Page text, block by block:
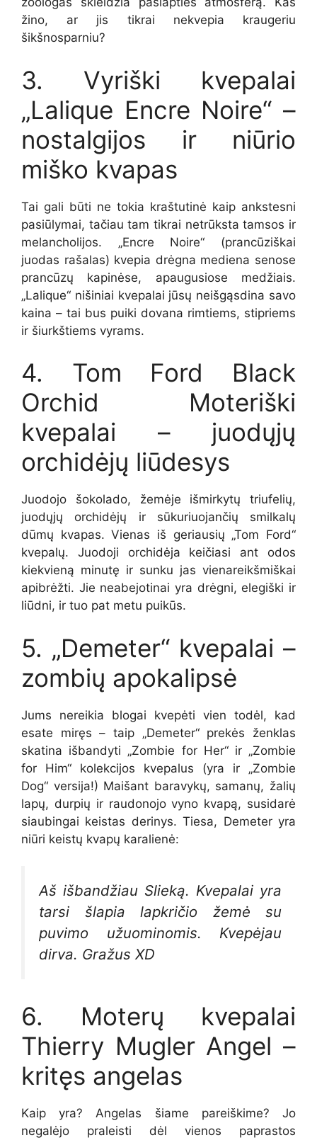
žino, ar jis tikrai nekvepia kraugeriu
šikšnosparniu?
3. Vyriški kvepalai
„Lalique Encre Noire“ –
nostalgijos ir niūrio
miško kvapas
Tai gali būti ne tokia kraštutinė kaip ankstesni
pasiūlymai, tačiau tam tikrai netrūksta tamsos ir
melancholijos. „Encre Noire“ (prancūziškai
juodas rašalas) kvepia drėgna mediena senose
prancūzų kapinėse, apaugusiose medžiais.
„Lalique“ nišiniai kvepalai jūsų neišgąsdina savo
kaina – tai bus puiki dovana rimtiems, stipriems
ir šiurkštiems vyrams.
4. Tom Ford Black
Orchid Moteriški
kvepalai – juodųjų
orchidėjų liūdesys
Juodojo šokolado, žemėje išmirkytų triufelių,
juodųjų orchidėjų ir sūkuriuojančių smilkalų
dūmų kvapas. Vienas iš geriausių „Tom Ford“
kvepalų. Juodoji orchidėja keičiasi ant odos
kiekvieną minutę ir sunku jas vienareikšmiškai
apibrėžti. Jie neabejotinai yra drėgni, elegiški ir
liūdni, ir tuo pat metu puikūs.
5. „Demeter“ kvepalai –
zombių apokalipsė
Jums nereikia blogai kvepėti vien todėl, kad
esate miręs – taip „Demeter“ prekės ženklas
skatina išbandyti „Zombie for Her“ ir „Zombie
for Him“ kolekcijos kvepalus (yra ir „Zombie
Dog“ versija!) Maišant baravykų, samanų, žalių
lapų, durpių ir raudonojo vyno kvapą, susidarė
siaubingai keistas derinys. Tiesa, Demeter yra
niūri keistų kvapų karalienė:
Aš išbandžiau Slieką. Kvepalai yra
tarsi šlapia lapkričio žemė su
puvimo užuominomis. Kvepėjau
dirva. Gražus XD
6. Moterų kvepalai
Thierry Mugler Angel –
kritęs angelas
Kaip yra? Angelas šiame pareiškime? Jo
negalėjo praleisti dėl vienos paprastos